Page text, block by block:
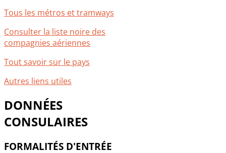
Tous les métros et tramways
Consulter la liste noire des
compagnies aériennes
Tout savoir sur le pays
Autres liens utiles
DONNÉES
CONSULAIRES
FORMALITÉS D'ENTRÉE